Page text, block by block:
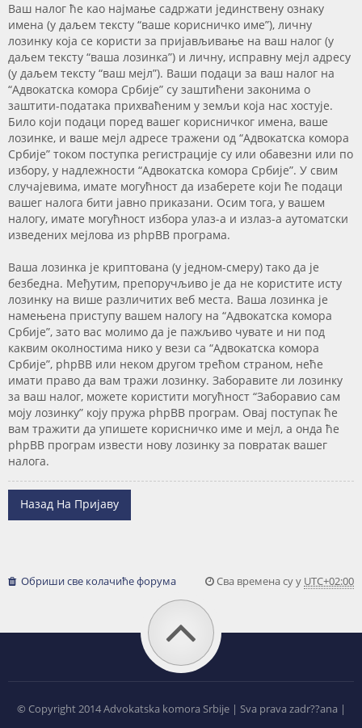
Ваш налог ће као најмање садржати јединствену ознаку
имена (у даљем тексту “ваше корисничко име”), личну
лозинку која се користи за пријављивање на ваш налог (у
даљем тексту “ваша лозинка”) и личну, исправну мејл адресу
(у даљем тексту “ваш мејл”). Ваши подаци за ваш налог на
“Адвокатска комора Србије” су заштићени законима о
заштити-података прихваћеним у земљи која нас хостује.
Било који подаци поред вашег корисничког имена, ваше
лозинке, и ваше мејл адресе тражени од “Адвокатска комора
Србије” током поступка регистрације су или обавезни или по
избору, у надлежности “Адвокатска комора Србије”. У свим
случајевима, имате могућност да изаберете који ће подаци
вашег налога бити јавно приказани. Осим тога, у вашем
налогу, имате могућност избора улаз-а и излаз-а аутоматски
изведених мејлова из phpBB програма.
Ваша лозинка је криптована (у једном-смеру) тако да је
безбедна. Међутим, препоручљиво је да не користите исту
лозинку на више различитих веб места. Ваша лозинка је
намењена приступу вашем налогу на “Адвокатска комора
Србије”, зато вас молимо да је пажљиво чувате и ни под
каквим околностима нико у вези са “Адвокатска комора
Србије”, phpBB или неком другом трећом страном, неће
имати право да вам тражи лозинку. Заборавите ли лозинку
за ваш налог, можете користити могућност “Заборавио сам
моју лозинку” коју пружа phpBB програм. Овај поступак ће
вам тражити да упишете корисничко име и мејл, а онда ће
phpBB програм извести нову лозинку за повратак вашег
налога.
Назад На Пријаву
Обриши све колачиће форума Сва времена су у UTC+02:00
© Copyright 2014 Advokatska komora Srbije | Sva prava zadr??ana |